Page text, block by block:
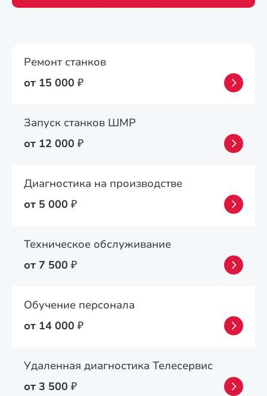
Ремонт станков
от 15 000 ₽
Запуск станков ШМР
от 12 000 ₽
Диагностика на производстве
от 5 000 ₽
Техническое обслуживание
от 7 500 ₽
Обучение персонала
от 14 000 ₽
Удаленная диагностика Телесервис
от 3 500 ₽